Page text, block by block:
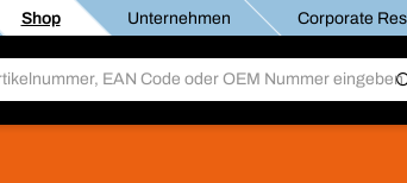
Shop Unternehmen Corporate